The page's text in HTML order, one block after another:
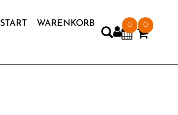
START
WARENKORB
0 0